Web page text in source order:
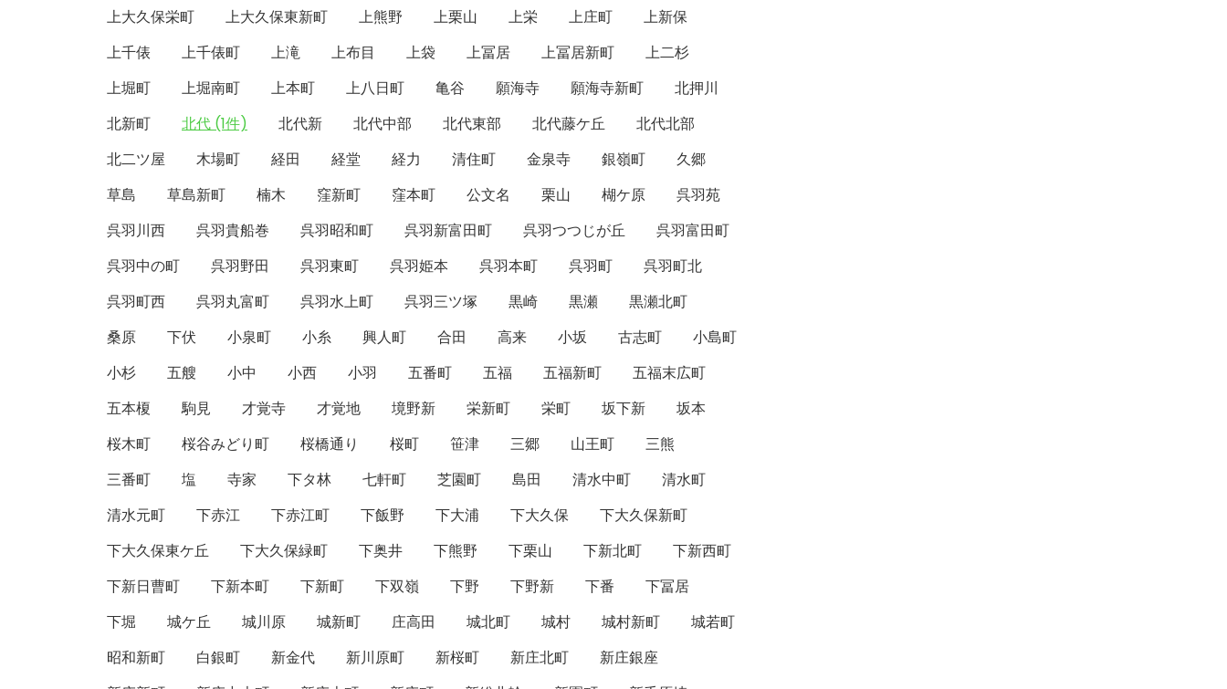
上大久保栄町
上大久保東新町 上熊野 上栗山 上栄 上庄町
上新保
上千俵
上千俵町 上滝 上布目 上袋 上冨居 上冨居新町
上二杉
上堀町
上堀南町 上本町 上八日町 亀谷 願海寺 願海寺新町
北押川
北新町
北代 (1件) 北代新 北代中部 北代東部 北代藤ケ丘
北代北部
北二ツ屋
木場町 経田 経堂 経力 清住町 金泉寺 銀嶺町
久郷
草島
草島新町 楠木 窪新町 窪本町 公文名 栗山 楜ケ原
呉羽苑
呉羽川西
呉羽貴船巻 呉羽昭和町 呉羽新富田町 呉羽つつじが丘
呉羽富田町
呉羽中の町
呉羽野田 呉羽東町 呉羽姫本 呉羽本町 呉羽町
呉羽町北
呉羽町西
呉羽丸富町 呉羽水上町 呉羽三ツ塚 黒崎 黒瀬
黒瀬北町
桑原
下伏 小泉町 小糸 興人町 合田 高来 小坂 古志町
小島町
小杉
五艘 小中 小西 小羽 五番町 五福 五福新町
五福末広町
五本榎
駒見 才覚寺 才覚地 境野新 栄新町 栄町 坂下新
坂本
桜木町
桜谷みどり町 桜橋通り 桜町 笹津 三郷 山王町
三熊
三番町
塩 寺家 下タ林 七軒町 芝園町 島田 清水中町
清水町
清水元町
下赤江 下赤江町 下飯野 下大浦 下大久保
下大久保新町
下大久保東ケ丘
下大久保緑町 下奥井 下熊野 下栗山 下新北町
下新西町
下新日曹町
下新本町 下新町 下双嶺 下野 下野新 下番
下冨居
下堀
城ケ丘 城川原 城新町 庄高田 城北町 城村 城村新町
城若町
昭和新町
白銀町 新金代 新川原町 新桜町 新庄北町
新庄銀座